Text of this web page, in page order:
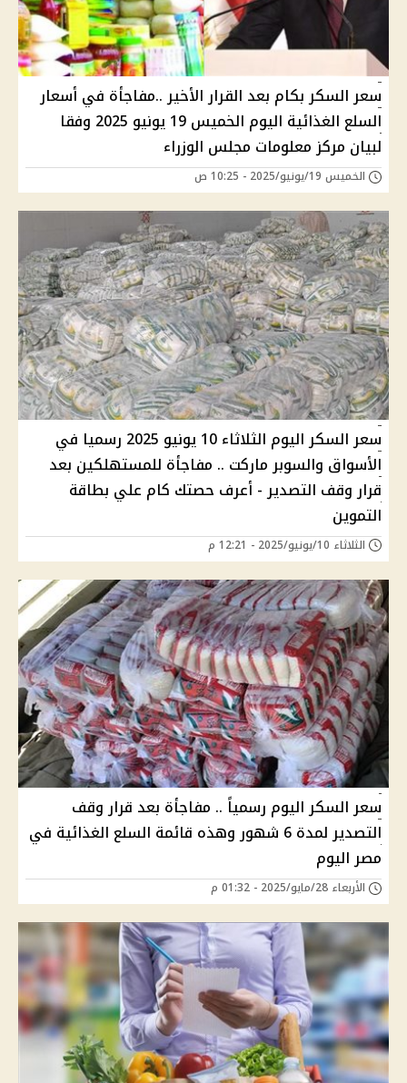
سعر السكر بكام بعد القرار الأخير ..مفاجأة في أسعار
السلع الغذائية اليوم الخميس 19 يونيو 2025 وفقا
لبيان مركز معلومات مجلس الوزراء
الخميس 19/يونيو/2025 - 10:25 ص
سعر السكر اليوم الثلاثاء 10 يونيو 2025 رسميا في
الأسواق والسوبر ماركت .. مفاجأة للمستهلكين بعد
قرار وقف التصدير - أعرف حصتك كام علي بطاقة
التموين
الثلاثاء 10/يونيو/2025 - 12:21 م
سعر السكر اليوم رسمياً .. مفاجأة بعد قرار وقف
التصدير لمدة 6 شهور وهذه قائمة السلع الغذائية في
مصر اليوم
الأربعاء 28/مايو/2025 - 01:32 م